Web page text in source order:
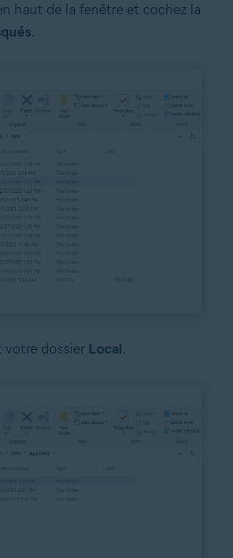
haut de la fenêtre et cochez la
.
votre dossier Local.